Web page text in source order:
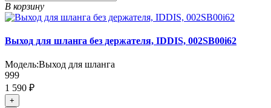
В корзину
Выход для шланга без держателя, IDDIS, 002SB00i62
Модель:Выход для шланга
999
1 590 ₽
+